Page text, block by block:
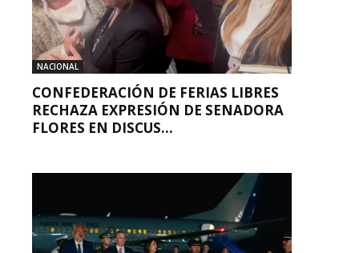
NACIONAL
CONFEDERACIÓN DE FERIAS LIBRES
RECHAZA EXPRESIÓN DE SENADORA
FLORES EN DISCUS...